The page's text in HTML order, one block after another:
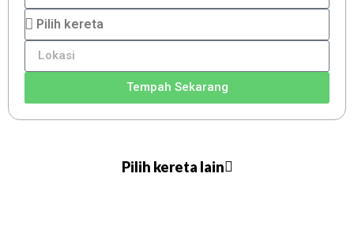
Tempah Sekarang
Pilih kereta lain